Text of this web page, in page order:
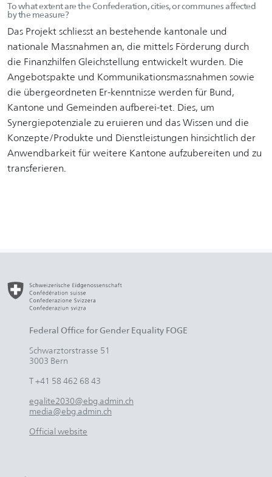
To what extent are the Confederation, cities, or communes affected
by the measure?
Das Projekt schliesst an bestehende kantonale und
nationale Massnahmen an, die mittels Förderung durch
die Finanzhilfen Gleichstellung entwickelt wurden. Die
Angebotspakte und Kommunikationsmassnahmen sowie
die übergeordneten Er-kenntnisse werden für Bund,
Kantone und Gemeinden aufberei-tet. Dies, um
Synergiepotenziale zu eruieren und das Wissen und die
Konzepte/Produkte und Dienstleistungen hinsichtlich der
Anwendbarkeit für weitere Kantone aufzubereiten und zu
transferieren.
Federal Office for Gender Equality FOGE
Schwarztorstrasse 51
3003 Bern
T +41 58 462 68 43
egalite2030@ebg.admin.ch
media@ebg.admin.ch
Official website